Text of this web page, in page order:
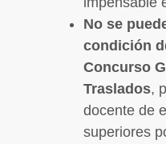
No se
condición
Concurso
Traslados,
docente de
superiores